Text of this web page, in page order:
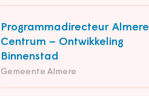
Programmadirecteur Almere
Centrum – Ontwikkeling
Binnenstad
Gemeente Almere